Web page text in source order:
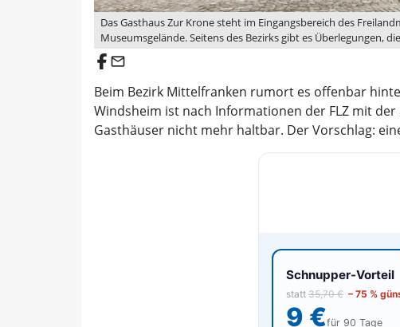
Das Gasthaus Zur Krone steht im Eingangsbereich des
Museumsgelände. Seitens des Bezirks gibt es Überlegungen,
email
Beim Bezirk Mittelfranken rumort es offenbar
Windsheim ist nach Informationen der FLZ mit
Gasthäuser nicht mehr haltbar. Der Vorschlag:
Schnupper-Vorteil
statt 35,70 € – 75 %
9 €für 90 Tage